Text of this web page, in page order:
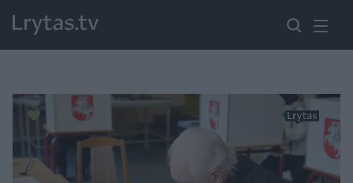
Paremkite Ukrainą